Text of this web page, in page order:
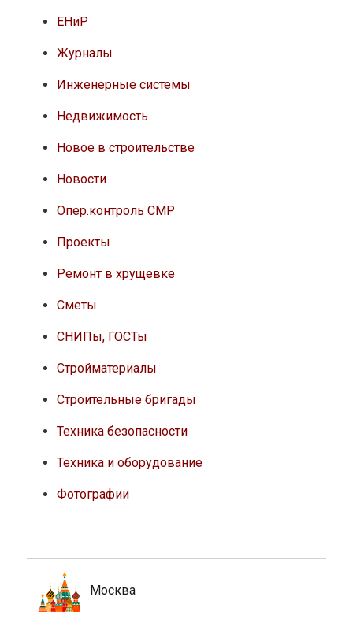
ЕНиР
Журналы
Инженерные системы
Недвижимость
Новое в строительстве
Новости
Опер.контроль СМР
Проекты
Ремонт в хрущевке
Сметы
СНИПы, ГОСТы
Стройматериалы
Строительные бригады
Техника безопасности
Техника и оборудование
Фотографии
Москва